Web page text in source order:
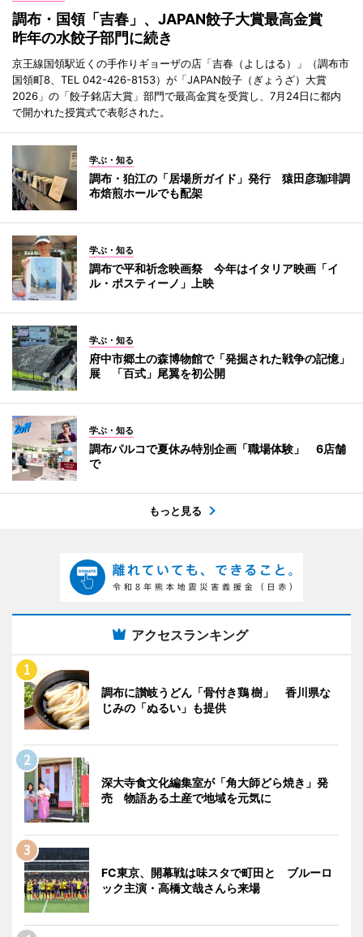
調布・国領「吉春」、JAPAN餃子大賞最高金賞
昨年の水餃子部門に続き
京王線国領駅近くの手作りギョーザの店「吉春（よしはる）」（調布市
国領町8、TEL 042-426-8153）が「JAPAN餃子（ぎょうざ）大賞
2026」の「餃子銘店大賞」部門で最高金賞を受賞し、7月24日に都内
で開かれた授賞式で表彰された。
学ぶ・知る
調布・狛江の「居場所ガイド」発行 猿田彦珈琲調
布焙煎ホールでも配架
学ぶ・知る
調布で平和祈念映画祭 今年はイタリア映画「イ
ル・ポスティーノ」上映
学ぶ・知る
府中市郷土の森博物館で「発掘された戦争の記憶」
展 「百式」尾翼を初公開
学ぶ・知る
調布パルコで夏休み特別企画「職場体験」 6店舗
で
もっと見る
アクセスランキング
調布に讃岐うどん「骨付き鶏 樹」 香川県な
じみの「ぬるい」も提供
深大寺食文化編集室が「角大師どら焼き」発
売 物語ある土産で地域を元気に
FC東京、開幕戦は味スタで町田と ブルーロ
ック主演・高橋文哉さんら来場